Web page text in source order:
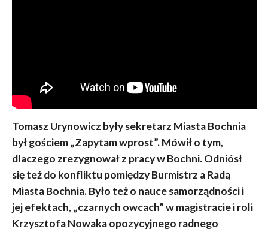
Tomasz Urynowicz były sekretarz Miasta Bochnia
był gościem „Zapytam wprost”. Mówił o tym,
dlaczego zrezygnował z pracy w Bochni. Odniósł
się też do konfliktu pomiędzy Burmistrz a Radą
Miasta Bochnia. Było też o nauce samorządności i
jej efektach, „czarnych owcach” w magistracie i roli
Krzysztofa Nowaka opozycyjnego radnego